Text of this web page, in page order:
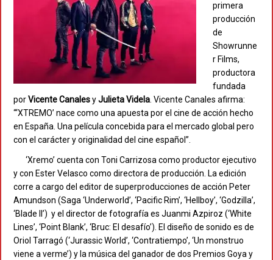
primera
producción
de
Showrunne
r Films,
productora
fundada
porVicenteCanalesyJulietaVidela. Vicente Canales afirma:
“‘XTREMO’ nace como una apuesta por el cine de acción hecho
en España. Una película concebida para el mercado global pero
con el carácter y originalidad del cine español”.
‘Xremo’ cuenta con Toni Carrizosa como productor ejecutivo
y con Ester Velasco como directora de producción. La edición
corre a cargo del editor de superproducciones de acción Peter
Amundson (Saga ‘Underworld’, ‘Pacific Rim’, ‘Hellboy’, ‘Godzilla’,
‘Blade II’) y el director de fotografía es Juanmi Azpiroz (‘White
Lines’, ‘Point Blank’, ‘Bruc: El desafío’). El diseño de sonido es de
Oriol Tarragó (‘Jurassic World’, ‘Contratiempo’, ‘Un monstruo
viene a verme’) y la música del ganador de dos Premios Goya y